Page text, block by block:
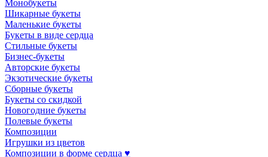
Монобукеты
Шикарные букеты
Маленькие букеты
Букеты в виде сердца
Стильные букеты
Бизнес-букеты
Авторские букеты
Экзотические букеты
Сборные букеты
Букеты со скидкой
Новогодние букеты
Полевые букеты
Композиции
Игрушки из цветов
Композиции в форме сердца ♥